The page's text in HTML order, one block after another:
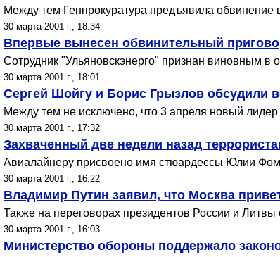
Между тем Генпрокуратура предъявила обвинение
30 марта 2001 г., 18:34
Впервые вынесен обвинительный
Сотрудник "Ульяновскэнерго" признан виновным в
30 марта 2001 г., 18:01
Сергей Шойгу и Борис Грызлов обсудили
Между тем не исключено, что 3 апреля новый лидер
30 марта 2001 г., 17:32
Захваченный две недели назад
Авиалайнеру присвоено имя стюардессы Юлии
30 марта 2001 г., 16:22
Владимир Путин заявил, что Москва
Также на переговорах президентов России и Литвы
30 марта 2001 г., 16:03
Министерство обороны поддержало